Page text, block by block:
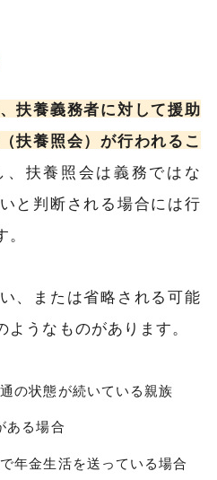
扶養義務者に対して援助
扶養照会）が行われるこ
、扶養照会は義務ではな
と判断される場合には行
、または省略される可能
うなものがあります。
の状態が続いている親族
ある場合
年金生活を送っている場合